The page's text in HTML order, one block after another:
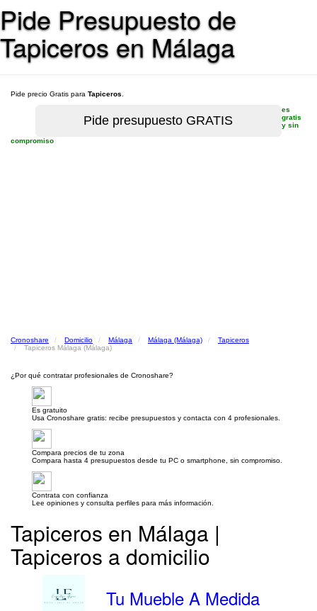
Pide Presupuesto de
Tapiceros en Málaga
Pide precio Gratis para Tapiceros
es
gratis
y sin
compromiso
Cronoshare Domicilio Málaga Málaga (Málaga)
Tapiceros
Tapiceros Málaga (Málaga)
¿Por qué contratar profesionales de Cronoshare?
Es gratuito
Usa Cronoshare gratis: recibe presupuestos y contacta con 4 profesionales.
Compara precios de tu zona
Compara hasta 4 presupuestos desde tu PC o smartphone, sin compromiso.
Contrata con confianza
Lee opiniones y consulta perfiles para más información.
Tapiceros en Málaga |
Tapiceros a domicilio
Tu Mueble A Medida